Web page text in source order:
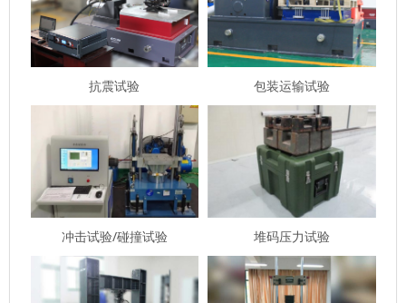
抗震试验 包装运输试验
冲击试验/碰撞试验 堆码压力试验